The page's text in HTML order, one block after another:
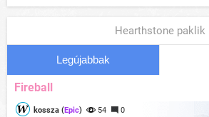
Hearthstone paklik
Legújabbak
Fireball
kossza (Epic) 54 0